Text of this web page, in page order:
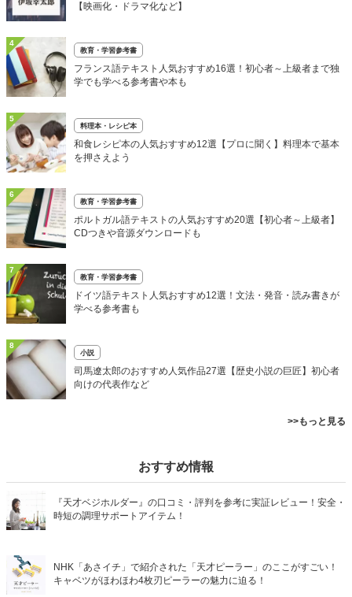
【映画化・ドラマ化など】
4
教育・学習参考書
フランス語テキスト人気おすすめ16選！初心者～上級者まで独
学でも学べる参考書や本も
5
料理本・レシピ本
和食レシピ本の人気おすすめ12選【プロに聞く】料理本で基本
を押さえよう
6
教育・学習参考書
ポルトガル語テキストの人気おすすめ20選【初心者～上級者】
CDつきや音源ダウンロードも
7
教育・学習参考書
ドイツ語テキスト人気おすすめ12選！文法・発音・読み書きが
学べる参考書も
8
小説
司馬遼太郎のおすすめ人気作品27選【歴史小説の巨匠】初心者
向けの代表作など
>>もっと見る
おすすめ情報
『天才ベジホルダー』の口コミ・評判を参考に実証レビュー！安全・
時短の調理サポートアイテム！
NHK「あさイチ」で紹介された「天才ピーラー」のここがすごい！
キャベツがほわほわ4枚刃ピーラーの魅力に迫る！